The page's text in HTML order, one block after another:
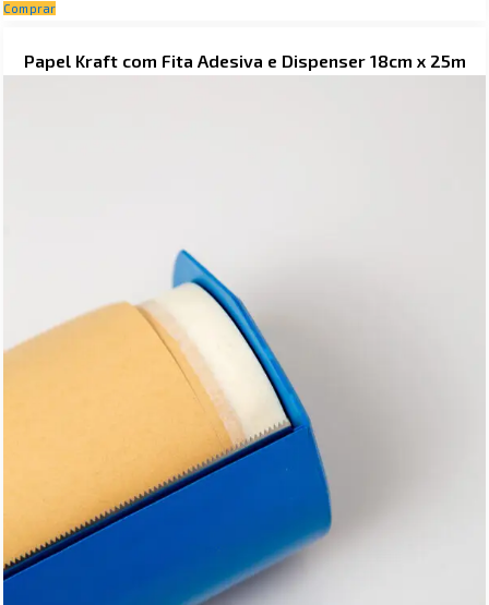
Comprar
Papel Kraft com Fita Adesiva e Dispenser 18cm x 25m